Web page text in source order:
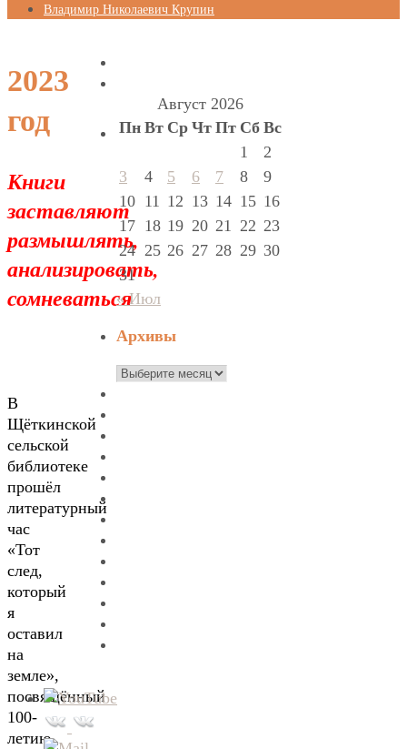
Владимир Николаевич Крупин
2023
год
Книги
заставляют
размышлять,
анализировать,
сомневаться
В
Щёткинской
сельской
библиотеке
прошёл
литературный
час
«Тот
след,
который
я
оставил
на
земле»,
посвящённый
100-
летию
Август 2026
Пн Вт Ср Чт Пт Сб Вс
1
2
3
4 5 6 7 8
9
10 11 12 13 14 15 16
17 18 19 20 21 22 23
24 25 26 27 28 29 30
31
« Июл
Архивы
Архивы